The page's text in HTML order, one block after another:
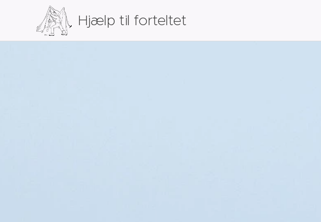
Hjælp til forteltet